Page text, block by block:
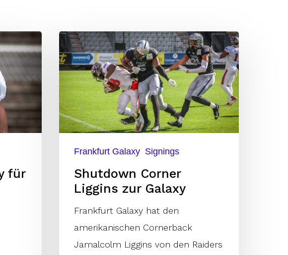
für
Shutdown
Corner
Liggins
zur
Galaxy
Frankfurt Galaxy Signings
Shutdown Corner
Liggins zur Galaxy
Frankfurt Galaxy hat den
amerikanischen Cornerback
Jamalcolm Liggins von den Raiders